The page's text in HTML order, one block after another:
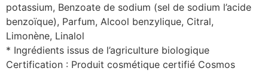
potassium, Benzoate de sodium (sel de sodium l’acide
benzoïque), Parfum, Alcool benzylique, Citral,
Limonène, Linalol
* Ingrédients issus de l’agriculture biologique
Certification : Produit cosmétique certifié Cosmos